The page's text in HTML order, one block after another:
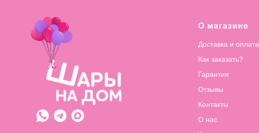
О магазине
Доставка и оплата
Как заказать?
Гарантия
Отзывы
Контакты
О нас